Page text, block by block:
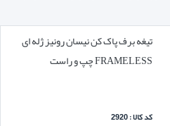
تیغه برف پاک کن نیسان رونیز ژله ای
FRAMELESS چپ و راست
کد کالا : 2920